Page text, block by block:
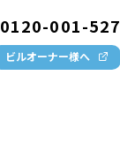
0120-001-527
ビルオーナー様へ